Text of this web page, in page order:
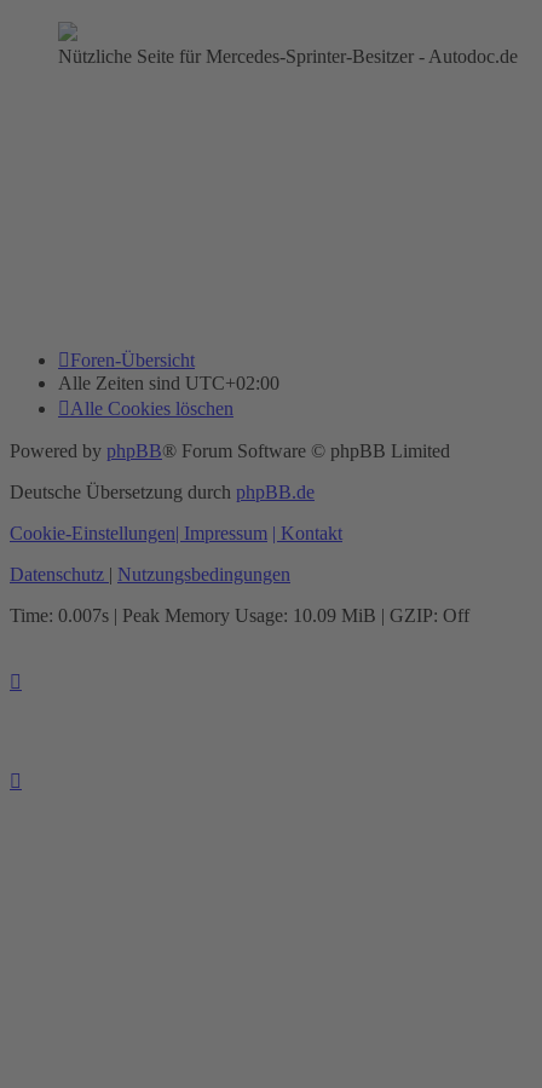
Nützliche Seite für Mercedes-Sprinter-Besitzer - Autodoc.de
Foren-Übersicht
Alle Zeiten sind UTC+02:00
Alle Cookies löschen
Powered by phpBB® Forum Software © phpBB Limited
Deutsche Übersetzung durch phpBB.de
Cookie-Einstellungen| Impressum | Kontakt
Datenschutz | Nutzungsbedingungen
Time: 0.007s | Peak Memory Usage: 10.09 MiB | GZIP: Off